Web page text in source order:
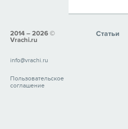
2014 – 2026 ©
Vrachi.ru
info@vrachi.ru
Пользовательское
соглашение
Статьи